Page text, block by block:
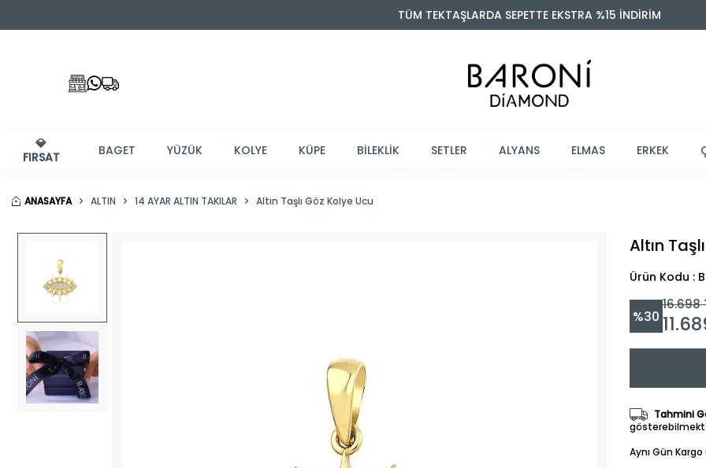
TÜM TEKTAŞLARDA SEPETTE EKSTRA %15 İNDİRİM
💎
FIRSAT
BAGET YÜZÜK KOLYE KÜPE BİLEKLİK SETLER ALYANS ELMAS ERKEK
ANASAYFA ALTIN 14 AYAR ALTIN TAKILAR Altın Taşlı Göz Kolye Ucu
Altın
Ürün Kodu :
%30
16.698
Tahmini
Aynı Gün